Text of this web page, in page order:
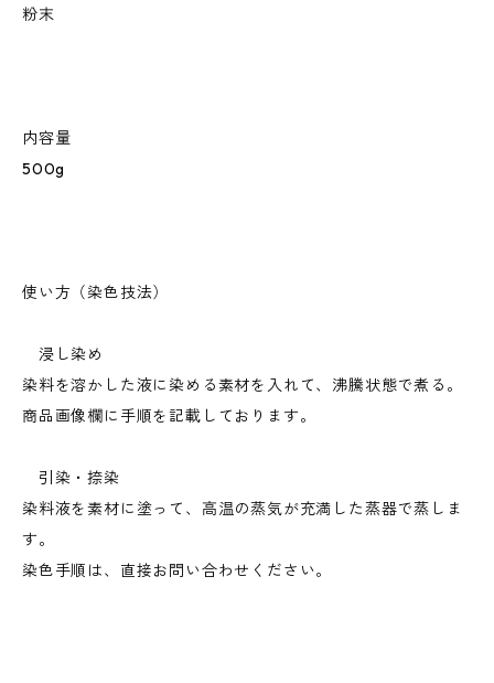
粉末
内容量
500g
使い方（染色技法）
浸し染め
染料を溶かした液に染める素材を入れて、沸騰状態で煮る。
商品画像欄に手順を記載しております。
引染・捺染
染料液を素材に塗って、高温の蒸気が充満した蒸器で蒸しま
す。
染色手順は、直接お問い合わせください。